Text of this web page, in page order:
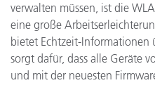
verwalten müssen, ist die
eine große
bietet Echtzeit-Informationen
sorgt dafür, dass alle Geräte
und mit der neuesten